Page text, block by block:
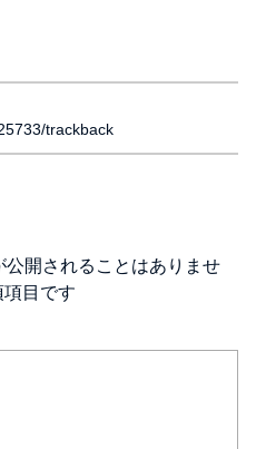
trackback
開されることはありませ
目です